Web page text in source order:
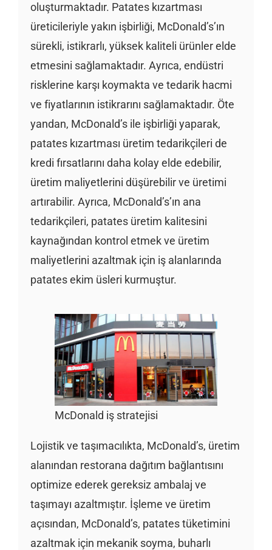
oluşturmaktadır. Patates kızartması
üreticileriyle yakın işbirliği, McDonald’s’ın
sürekli, istikrarlı, yüksek kaliteli ürünler elde
etmesini sağlamaktadır. Ayrıca, endüstri
risklerine karşı koymakta ve tedarik hacmi
ve fiyatlarının istikrarını sağlamaktadır. Öte
yandan, McDonald’s ile işbirliği yaparak,
patates kızartması üretim tedarikçileri de
kredi fırsatlarını daha kolay elde edebilir,
üretim maliyetlerini düşürebilir ve üretimi
artırabilir. Ayrıca, McDonald’s’ın ana
tedarikçileri, patates üretim kalitesini
kaynağından kontrol etmek ve üretim
maliyetlerini azaltmak için iş alanlarında
patates ekim üsleri kurmuştur.
McDonald iş stratejisi
Lojistik ve taşımacılıkta, McDonald’s, üretim
alanından restorana dağıtım bağlantısını
optimize ederek gereksiz ambalaj ve
taşımayı azaltmıştır. İşleme ve üretim
açısından, McDonald’s, patates tüketimini
azaltmak için mekanik soyma, buharlı